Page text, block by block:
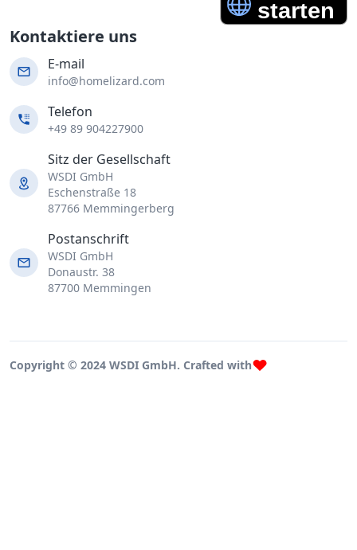
Kontaktiere uns
E-mail
info@homelizard.com
Telefon
+49 89 904227900
Sitz der Gesellschaft
WSDI GmbH
Eschenstraße 18
87766 Memmingerberg
Postanschrift
WSDI GmbH
Donaustr. 38
87700 Memmingen
Copyright © 2024 WSDI GmbH. Crafted with